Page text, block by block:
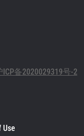
ICP备2020029319号-2
Use